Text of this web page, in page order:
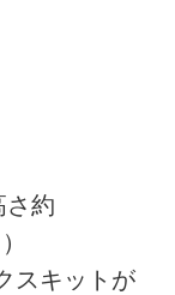
さ約
スキットが